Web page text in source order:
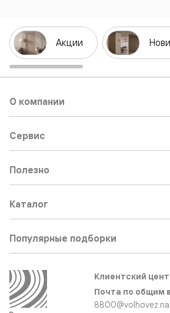
Акции
О компании
Сервис
Полезно
Каталог
Популярные подборки
Клиентский
Почта по общим